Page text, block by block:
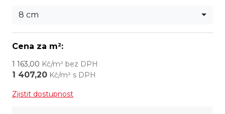
8 cm
Cena za m²:
1 163,00 Kč/m² bez DPH
1 407,20 Kč/m² s DPH
Zjistit dostupnost